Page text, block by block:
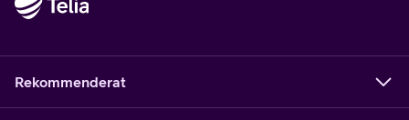
Rekommenderat